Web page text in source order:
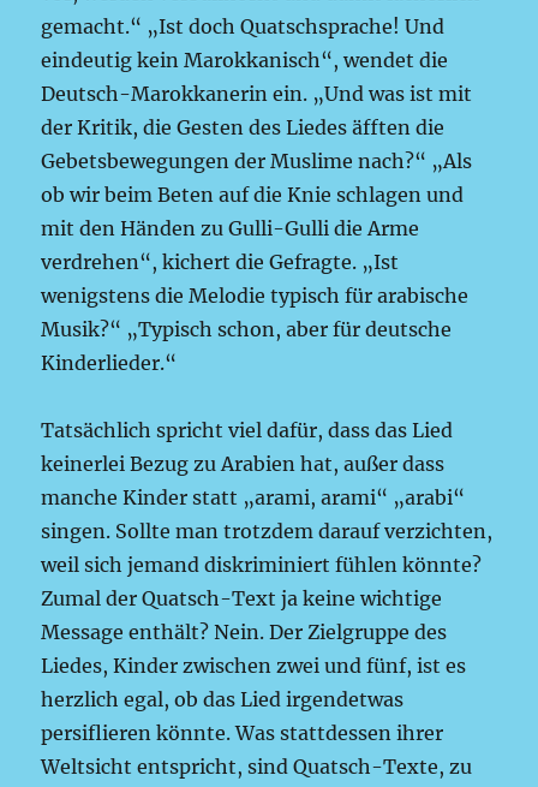
gemacht.“ „Ist doch Quatschsprache! Und
eindeutig kein Marokkanisch“, wendet die
Deutsch-Marokkanerin ein. „Und was ist mit
der Kritik, die Gesten des Liedes äfften die
Gebetsbewegungen der Muslime nach?“ „Als
ob wir beim Beten auf die Knie schlagen und
mit den Händen zu Gulli-Gulli die Arme
verdrehen“, kichert die Gefragte. „Ist
wenigstens die Melodie typisch für arabische
Musik?“ „Typisch schon, aber für deutsche
Kinderlieder.“
Tatsächlich spricht viel dafür, dass das Lied
keinerlei Bezug zu Arabien hat, außer dass
manche Kinder statt „arami, arami“ „arabi“
singen. Sollte man trotzdem darauf verzichten,
weil sich jemand diskriminiert fühlen könnte?
Zumal der Quatsch-Text ja keine wichtige
Message enthält? Nein. Der Zielgruppe des
Liedes, Kinder zwischen zwei und fünf, ist es
herzlich egal, ob das Lied irgendetwas
persiflieren könnte. Was stattdessen ihrer
Weltsicht entspricht, sind Quatsch-Texte, zu